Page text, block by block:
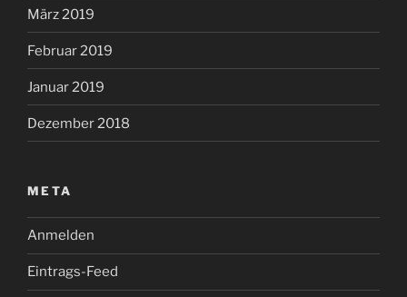
März 2019
Februar 2019
Januar 2019
Dezember 2018
META
Anmelden
Eintrags-Feed